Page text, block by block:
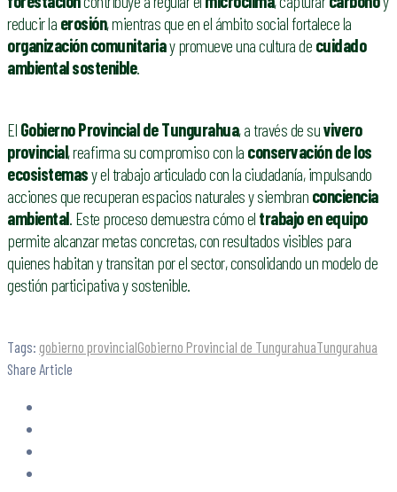
reducir la erosión, mientras que en el ámbito social fortalece la
organización comunitariay promueve una cultura de cuidado
ambiental sostenible.
El Gobierno Provincial de Tungurahua, a través de suvivero
provincial, reafirma su compromiso con la conservación de los
ecosistemasy el trabajo articulado con la ciudadanía, impulsando
acciones que recuperan espacios naturales y siembran conciencia
ambiental. Este proceso demuestra cómo el trabajo en equipo
permite alcanzar metas concretas, con resultados visibles para
quienes habitan y transitan por el sector, consolidando un modelo de
gestión participativa y sostenible.
Tags: gobierno provincialGobierno Provincial de TungurahuaTungurahua
Share Article